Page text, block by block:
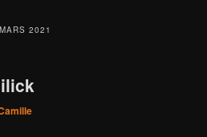
MARS 2021